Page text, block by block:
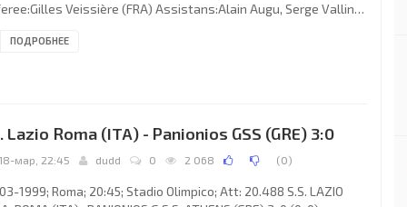
Veissière (FRA) Assistans:Alain Augu, Serge Vallin
(coach: Yuri Semin): Ruslan Nigmatullin, Aleksey
ПОДРОБНЕЕ
Lazio Roma (ITA) - Panionios GSS (GRE) 3:0
18-мар, 22:45 dudd 0 2 068 (0)
1999; Roma; 20:45; Stadio Olimpico; Att: 20.488 S.S. LAZIO